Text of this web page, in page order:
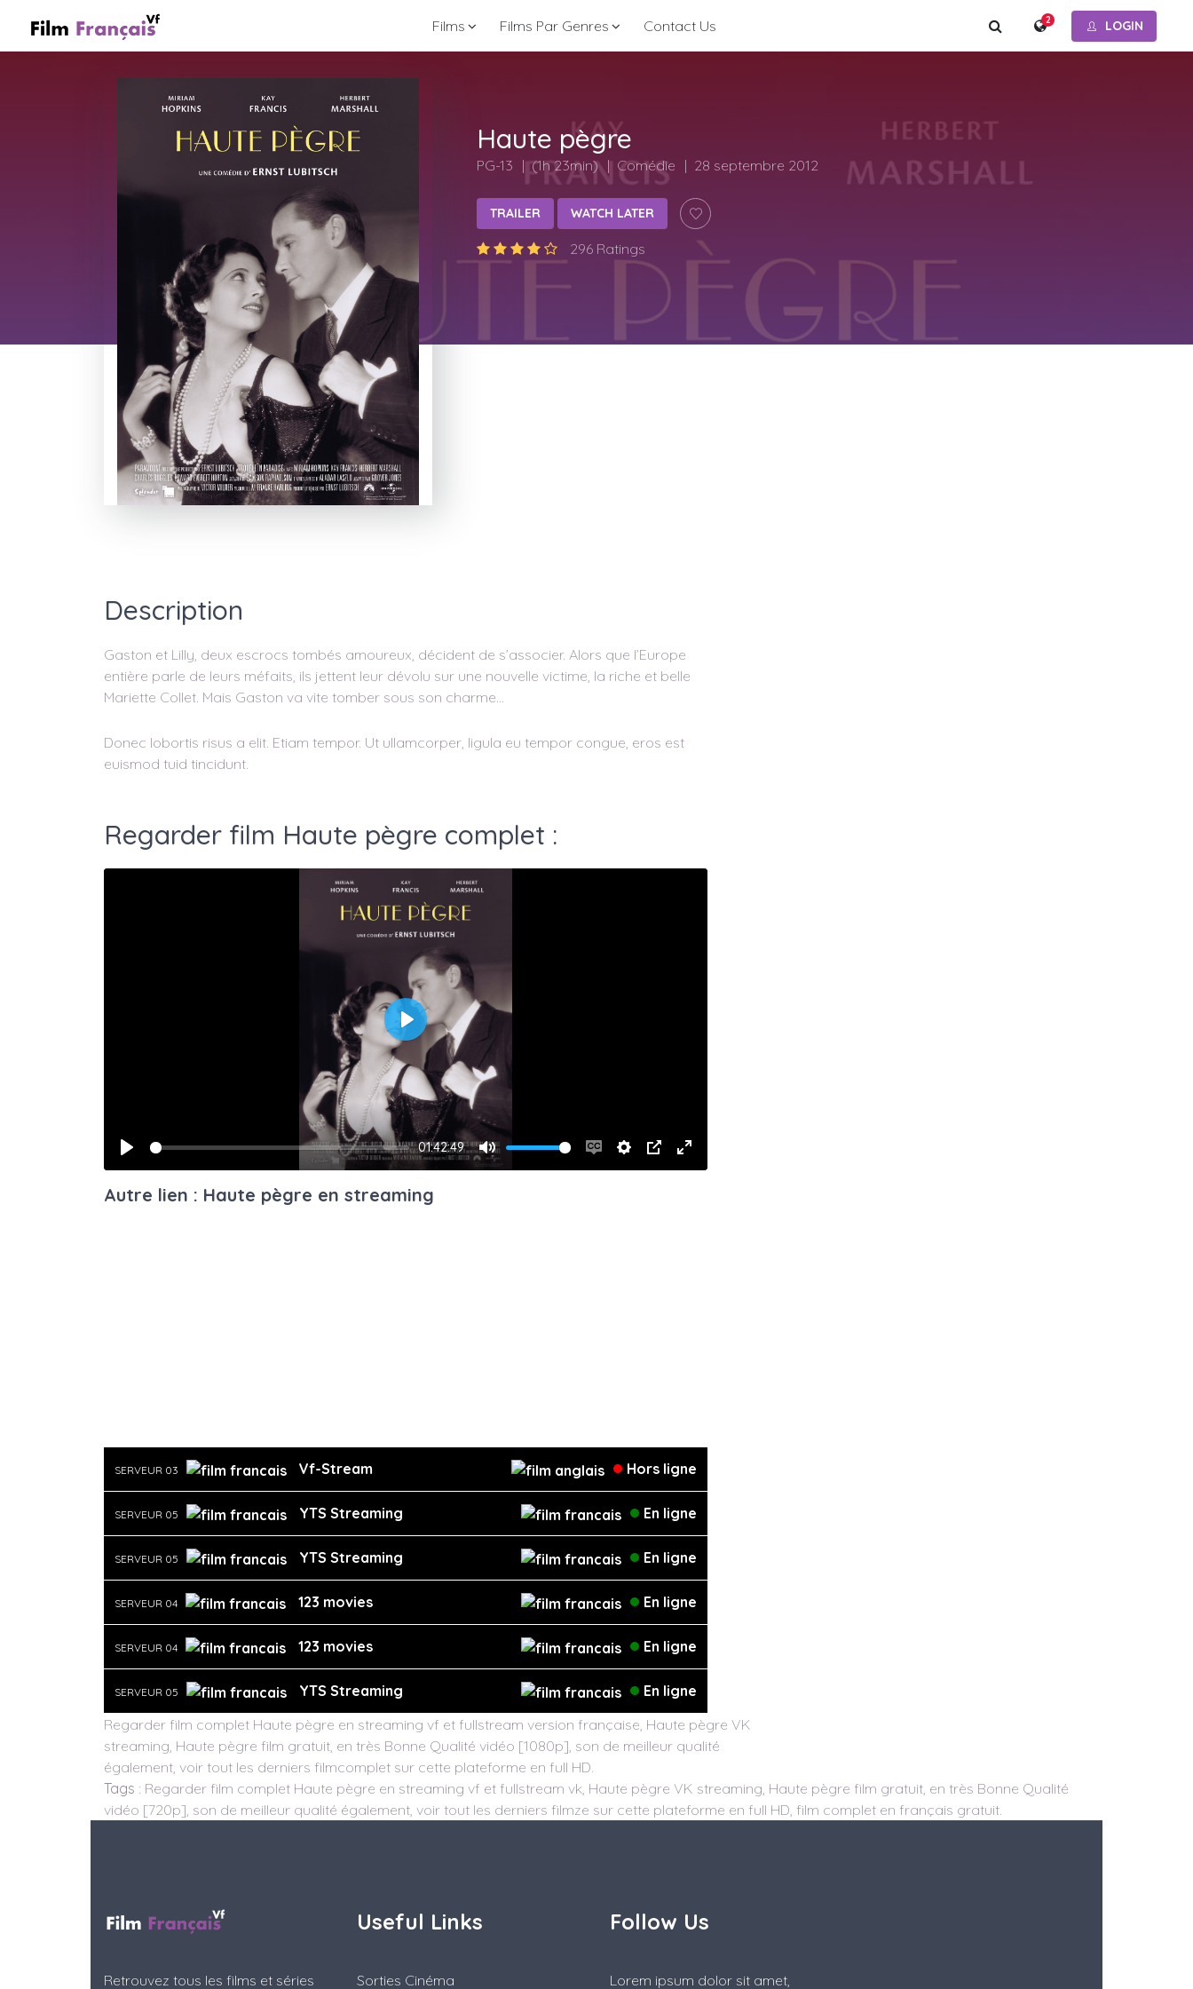
Films Films Par Genres Contact Us 2 LOGIN
Haute pègre
PG-13 (1h 23min) Comédie 28 septembre 2012
TRAILER WATCH LATER
296 Ratings
Description
Gaston et Lilly, deux escrocs tombés amoureux, décident de s’associer. Alors que l’Europe
entière parle de leurs méfaits, ils jettent leur dévolu sur une nouvelle victime, la riche et belle
Mariette Collet. Mais Gaston va vite tomber sous son charme…
Donec lobortis risus a elit. Etiam tempor. Ut ullamcorper, ligula eu tempor congue, eros est
euismod tuid tincidunt.
Regarder film Haute pègre complet :
Play
01:42:49
Mute
EnableSettings
PIP Enter
Play
Autre lien : Haute pègre en streaming
SERVEUR 03 Vf-Stream Hors ligne
SERVEUR 05 YTS Streaming En ligne
SERVEUR 05 YTS Streaming En ligne
SERVEUR 04 123 movies En ligne
SERVEUR 04 123 movies En ligne
SERVEUR 05 YTS Streaming
En ligne
Regarder film complet Haute pègre en streaming vf et fullstream version française, Haute pègre VK
streaming, Haute pègre film gratuit, en très Bonne Qualité vidéo [1080p], son de meilleur qualité
également, voir tout les derniers filmcomplet sur cette plateforme en full HD.
Tags : Regarder film complet Haute pègre en streaming vf et fullstream vk, Haute pègre VK streaming, Haute pègre film gratuit, en très Bonne Qualité
vidéo [720p], son de meilleur qualité également, voir tout les derniers filmze sur cette plateforme en full HD, film complet en français gratuit.
Retrouvez tous les films et séries
Useful Links
Sorties Cinéma
Follow Us
Lorem ipsum dolor sit amet,